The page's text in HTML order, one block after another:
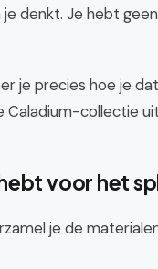
je denkt. Je hebt
je precies hoe je
Caladium-collectie
voor het
je de